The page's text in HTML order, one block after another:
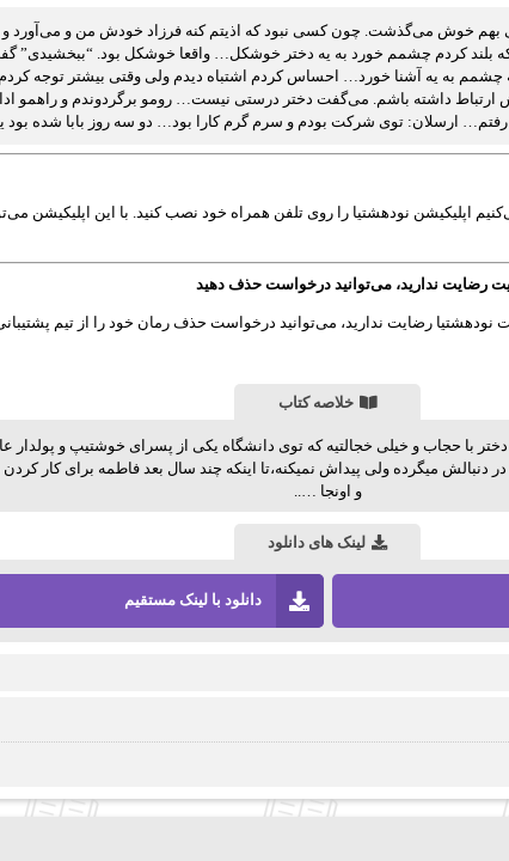
بهم خوش می‌گذشت. چون کسی نبود که اذیتم کنه فرزاد خودش من و می‌آورد و
بلند کردم چشمم خورد به یه دختر خوشکل… واقعا خوشکل بود. “ببخشیدی”
چشمم به یه آشنا خورد… احساس کردم اشتباه دیدم ولی وقتی بیشتر توجه کردم
داشته باشم. می‌گفت دختر درستی نیست… رومو برگردوندم و راهمو
ارسلان: توی شرکت بودم و سرم گرم کارا بود… دو سه روز بابا شده بود
اپلیکیشن نودهشتیا را روی تلفن همراه خود نصب کنید. با این اپلیکیشن
رضایت ندارید، می‌توانید درخواست حذف دهید
نودهشتیا رضایت ندارید، می‌توانید درخواست حذف رمان خود را از تیم
خلاصه کتاب
با حجاب و خیلی خجالتیه که توی دانشگاه یکی از پسرای خوشتیپ و
میگرده ولی پیداش نمیکنه،تا اینکه چند سال بعد فاطمه برای کار
و اونجا …..
لینک های دانلود
دانلود با لینک مستقیم